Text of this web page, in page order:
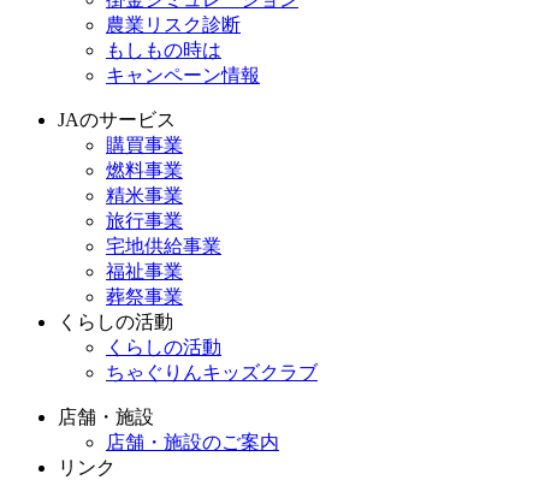
農業リスク診断
もしもの時は
キャンペーン情報
JAのサービス
購買事業
燃料事業
精米事業
旅行事業
宅地供給事業
福祉事業
葬祭事業
くらしの活動
くらしの活動
ちゃぐりんキッズクラブ
店舗・施設
店舗・施設のご案内
リンク